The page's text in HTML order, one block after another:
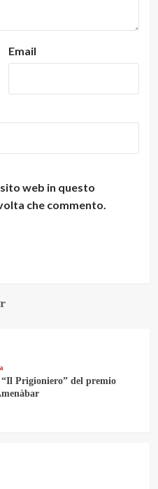
Email
web in questo
che commento.
Prigioniero” del premio